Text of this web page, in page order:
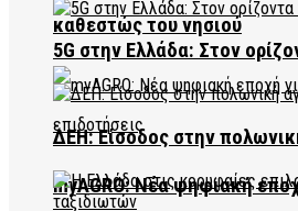
καθεστώς του νησιού
myAGRO: Νέα ψηφιακή
5G στην Ελλάδα: Στον
ΔΕΗ: Είσοδος στην